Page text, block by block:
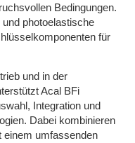
Bedingungen.
photoelastische
für
und in der
Acal BFi
Integration und
Dabei kombinieren
einem umfassenden